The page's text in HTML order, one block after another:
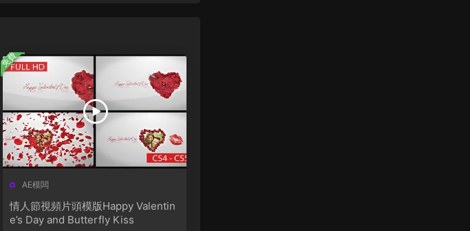
AE模闆
情人節視頻片頭模版Happy Valentin
e’s Day and Butterfly Kiss
免費